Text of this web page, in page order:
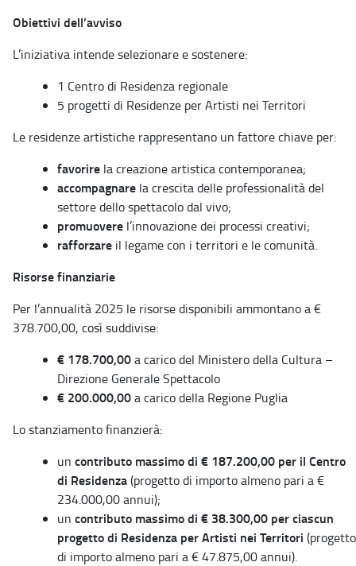
Obiettivi dell’avviso
L’iniziativa intende selezionare e sostenere:
1 Centro di Residenza regionale
5 progetti di Residenze per Artisti nei Territori
Le residenze artistiche rappresentano un fattore chiave per:
favorire la creazione artistica contemporanea;
accompagnare la crescita delle professionalità del
settore dello spettacolo dal vivo;
promuovere l’innovazione dei processi creativi;
rafforzare il legame con i territori e le comunità.
Risorse finanziarie
Per l’annualità 2025 le risorse disponibili ammontano a €
378.700,00, così suddivise:
€ 178.700,00a carico del Ministero della Cultura –
Direzione Generale Spettacolo
€ 200.000,00a carico della Regione Puglia
Lo stanziamento finanzierà:
un contributo massimo di € 187.200,00 per il Centro
di Residenza(progetto di importo almeno pari a €
234.000,00 annui);
un contributo massimo di € 38.300,00 per ciascun
progetto di Residenza per Artisti nei Territori (progetto
di importo almeno pari a € 47.875,00 annui).